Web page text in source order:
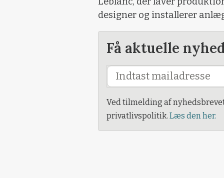
designer og installerer
Få aktuelle
Ved tilmelding af
privatlivspolitik. Læs den her.